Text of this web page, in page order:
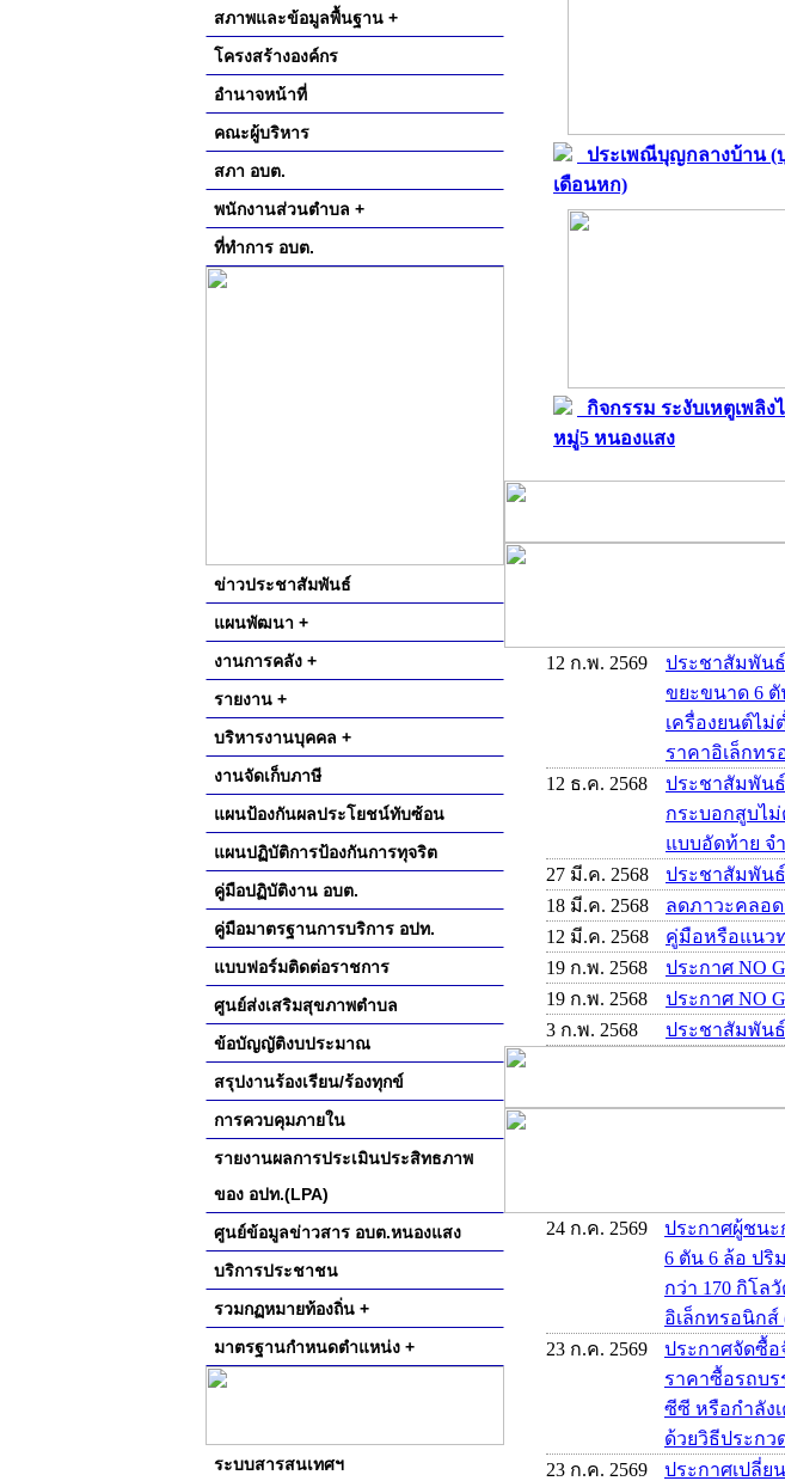
สภาพและข้อมูลพื้นฐาน +
โครงสร้างองค์กร
อำนาจหน้าที่
คณะผู้บริหาร
สภา อบต.
พนักงานส่วนตำบล +
ที่ทำการ อบต.
ข่าวประชาสัมพันธ์
แผนพัฒนา +
งานการคลัง +
รายงาน +
บริหารงานบุคคล +
งานจัดเก็บภาษี
แผนป้องกันผลประโยชน์ทับซ้อน
แผนปฏิบัติการป้องกันการทุจริต
คู่มือปฏิบัติงาน อบต.
คู่มือมาตรฐานการบริการ อปท.
แบบฟอร์มติดต่อราชการ
ศูนย์ส่งเสริมสุขภาพตำบล
ข้อบัญญัติงบประมาณ
สรุปงานร้องเรียน/ร้องทุกข์
การควบคุมภายใน
รายงานผลการประเมินประสิทธภาพ
ของ อปท.(LPA)
ศูนย์ข้อมูลข่าวสาร อบต.หนองแสง
บริการประชาชน
รวมกฏหมายท้องถิ่น +
มาตรฐานกำหนดตำแหน่ง +
ระบบสารสนเทศฯ
ประเพณีบุญกลางบ้าน (
เดือนหก)
กิจกรรม ระงับเหตูเพลิง
หมู่5 หนองแสง
12 ก.พ. 2569
ประชาสัมพัน
ขยะขนาด 6 ตั
เครื่องยนต์ไม่
ราคาอิเล็กทร
12 ธ.ค. 2568
ประชาสัมพัน
กระบอกสูบไม่
แบบอัดท้าย จ
27 มี.ค. 2568
ประชาสัมพัน
18 มี.ค. 2568
ลดภาวะคลอ
12 มี.ค. 2568
คู่มือหรือแนว
19 ก.พ. 2568
ประกาศ NO
19 ก.พ. 2568
ประกาศ NO
3 ก.พ. 2568
ประชาสัมพันธ์
24 ก.ค. 2569
ประกาศผู้ชนะ
6 ตัน 6 ล้อ ปริ
กว่า 170 กิโล
อิเล็กทรอนิกส์
23 ก.ค. 2569
ประกาศจัดซื้อ
ราคาซื้อรถบร
ซีซี หรือกำลัง
ด้วยวิธีประกว
23 ก.ค. 2569
ประกาศเปลี่ย